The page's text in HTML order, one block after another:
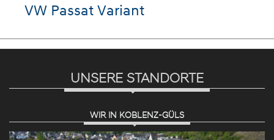
VW Passat Variant
UNSERE STANDORTE
WIR IN KOBLENZ-GÜLS